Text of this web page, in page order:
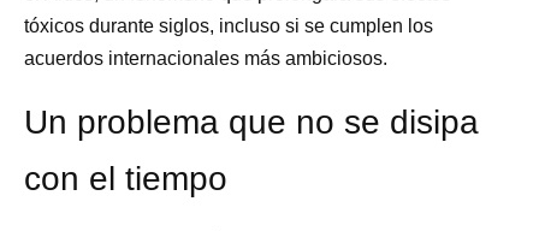
tóxicos durante siglos, incluso si se cumplen los
acuerdos internacionales más ambiciosos.
Un problema que no se disipa
con el tiempo